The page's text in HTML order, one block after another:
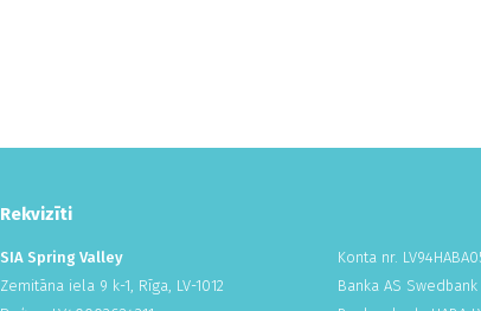
Rekvizīti
SIA Spring Valley
Zemitāna iela 9 k-1, Rīga, LV-1012
Konta nr. LV94HABA
Banka AS Swedbank